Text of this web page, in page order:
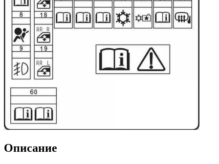
Описание